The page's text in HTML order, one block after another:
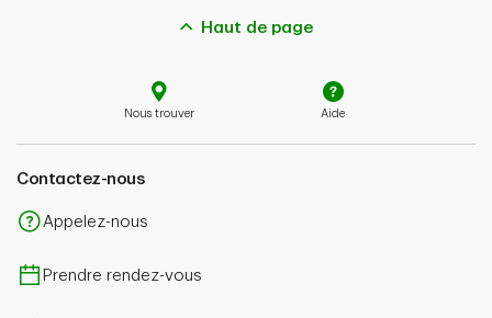
Haut de page
Nous trouver Aide
Contactez-nous
Appelez-nous
Prendre rendez-vous